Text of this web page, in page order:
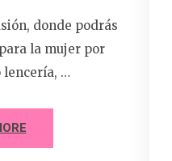
donde podrás
la mujer por
lencería, …